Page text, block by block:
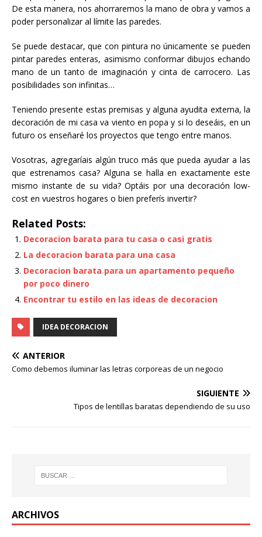
De esta manera, nos ahorraremos la mano de obra y vamos a
poder personalizar al límite las paredes.
Se puede destacar, que con pintura no únicamente se pueden
pintar paredes enteras, asimismo conformar dibujos echando
mano de un tanto de imaginación y cinta de carrocero. Las
posibilidades son infinitas…
Teniendo presente estas premisas y alguna ayudita externa, la
decoración de mi casa va viento en popa y si lo deseáis, en un
futuro os enseñaré los proyectos que tengo entre manos.
Vosotras, agregaríais algún truco más que pueda ayudar a las
que estrenamos casa? Alguna se halla en exactamente este
mismo instante de su vida? Optáis por una decoración low-
cost en vuestros hogares o bien preferís invertir?
Related Posts:
Decoracion barata para tu casa o casi gratis
La decoracion barata para una casa
Decoracion barata para un apartamento pequeño
por poco dinero
Encontrar tu estilo en las ideas de decoracion
IDEA DECORACION
ANTERIOR
Como debemos iluminar las letras corporeas de un negocio
SIGUIENTE
Tipos de lentillas baratas dependiendo de su uso
ARCHIVOS